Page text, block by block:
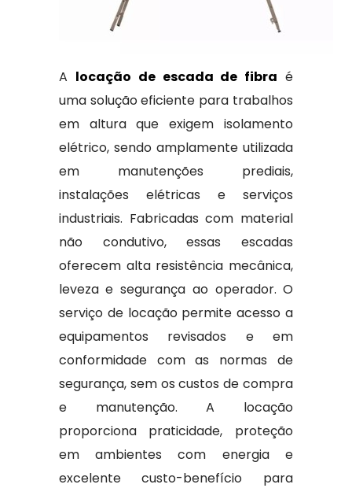
A locação de escada de fibra é
uma solução eficiente para trabalhos
em altura que exigem isolamento
elétrico, sendo amplamente utilizada
em manutenções prediais,
instalações elétricas e serviços
industriais. Fabricadas com material
não condutivo, essas escadas
oferecem alta resistência mecânica,
leveza e segurança ao operador. O
serviço de locação permite acesso a
equipamentos revisados e em
conformidade com as normas de
segurança, sem os custos de compra
e manutenção. A locação
proporciona praticidade, proteção
em ambientes com energia e
excelente custo-benefício para